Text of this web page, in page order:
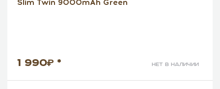
Slim Twin 9000mAh Green
1 990 * нет в наличии